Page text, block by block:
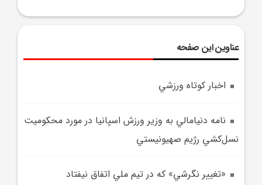
عناوین این صفحه
اخبار کوتاه ورزشي
نامه دنيامالي به وزير ورزش اسپانيا در مورد محکوميت
نسل‌کشي رژيم صهيونيستي
«تغيير نگرشي» که در تيم ملي اتفاق نيفتاد